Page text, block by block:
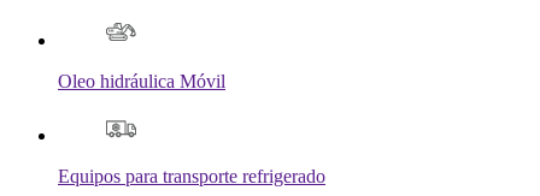
Oleo hidráulica Móvil
Equipos para transporte refrigerado